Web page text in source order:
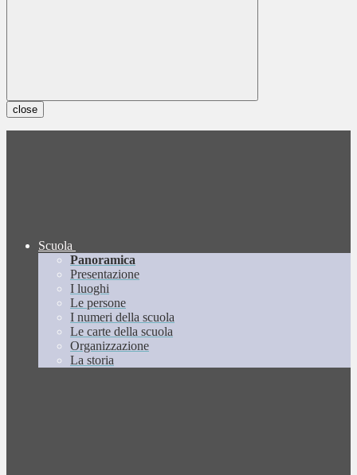
close
Scuola
Panoramica
Presentazione
I luoghi
Le persone
I numeri della scuola
Le carte della scuola
Organizzazione
La storia